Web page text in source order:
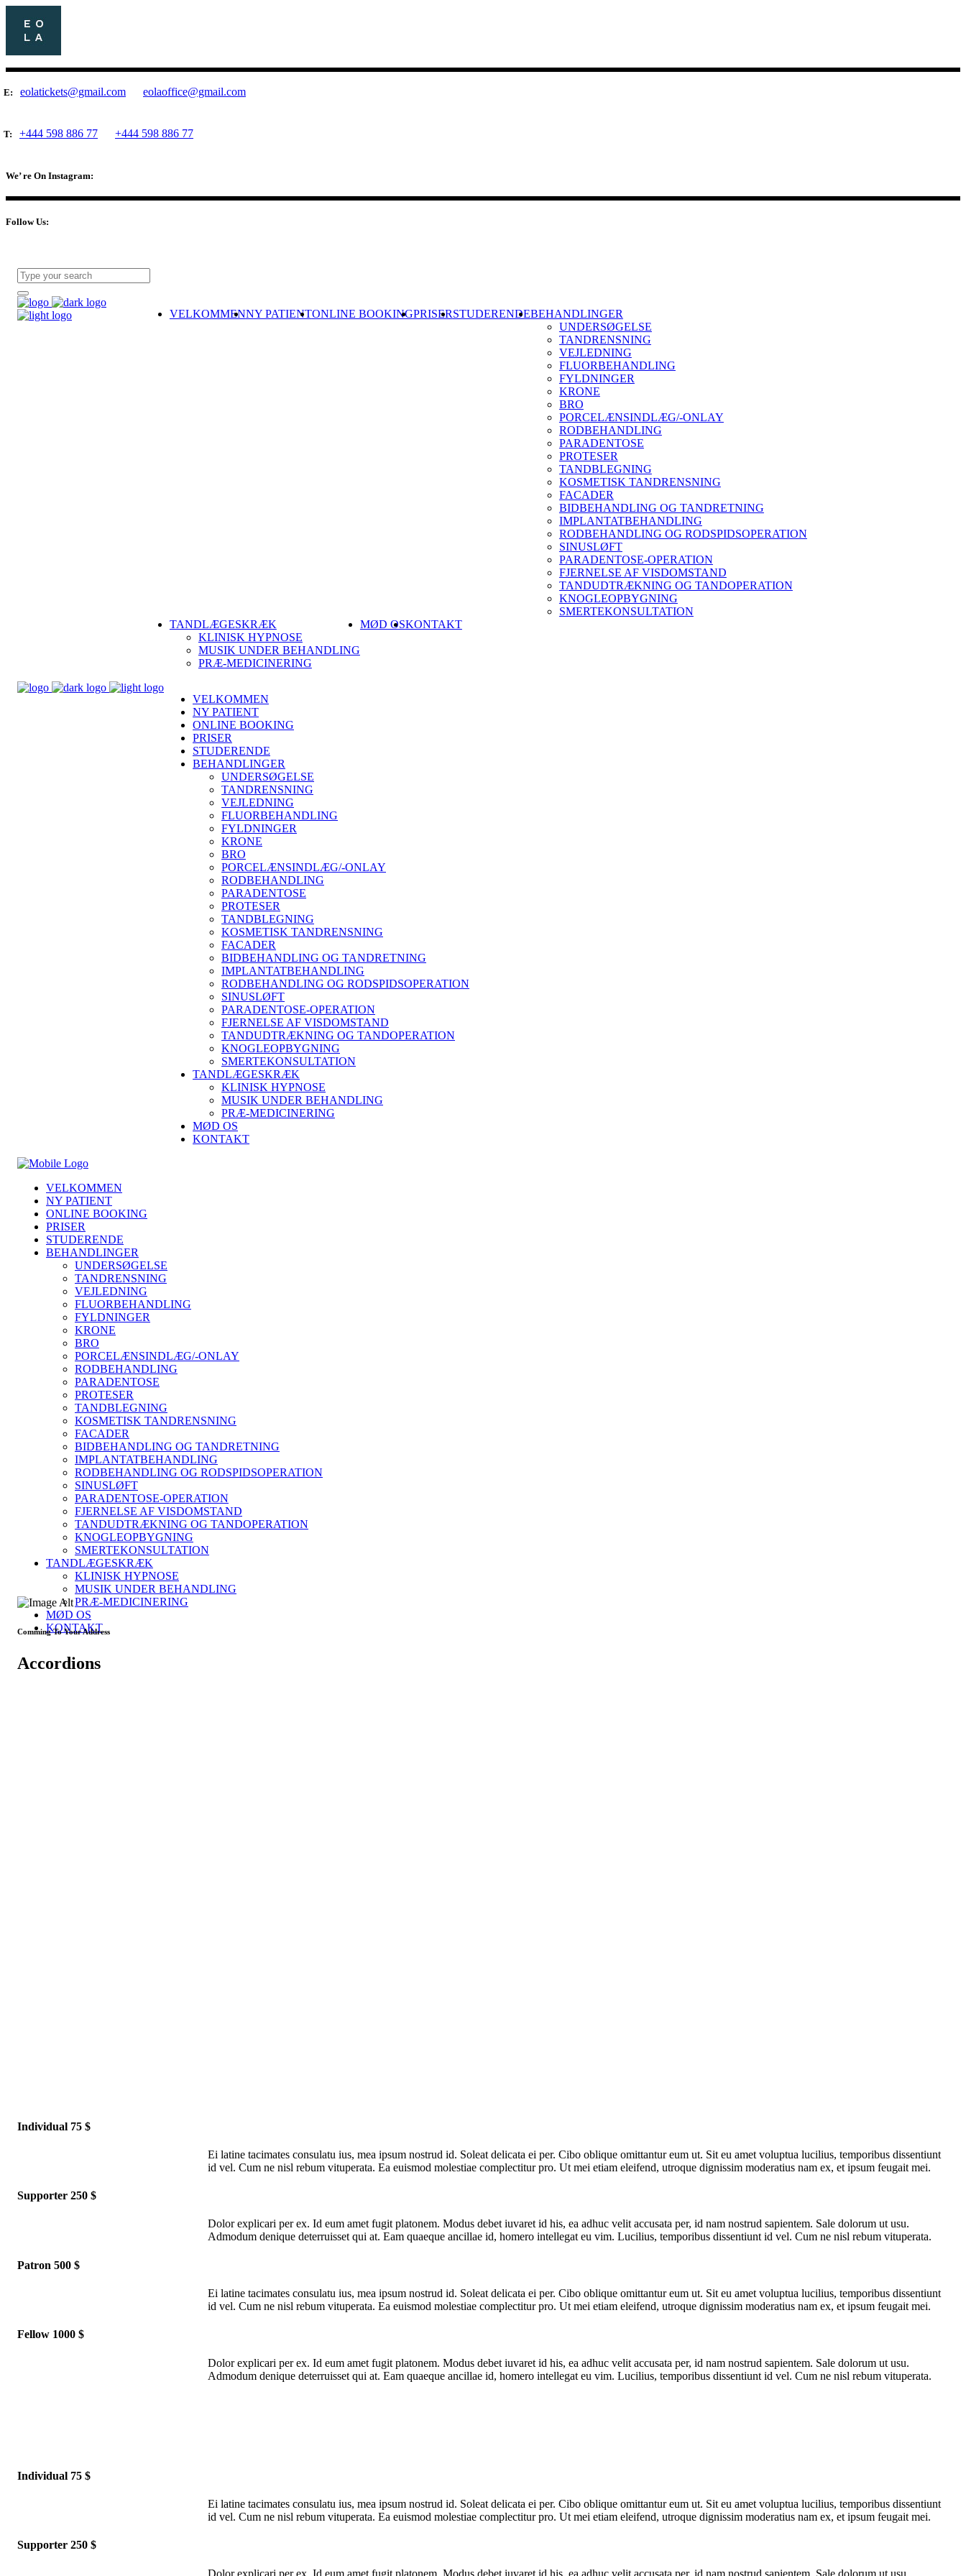
E: eolatickets@gmail.com eolaoffice@gmail.com
T: +444 598 886 77 +444 598 886 77
We’ re On Instagram:
Follow Us:
VELKOMMENNY PATIENTONLINE BOOKINGPRISERSTUDERENDEBEHANDLINGER
UNDERSØGELSE
TANDRENSNING
VEJLEDNING
FLUORBEHANDLING
FYLDNINGER
KRONE
BRO
PORCELÆNSINDLÆG/-ONLAY
RODBEHANDLING
PARADENTOSE
PROTESER
TANDBLEGNING
KOSMETISK TANDRENSNING
FACADER
BIDBEHANDLING OG TANDRETNING
IMPLANTATBEHANDLING
RODBEHANDLING OG RODSPIDSOPERATION
SINUSLØFT
PARADENTOSE-OPERATION
FJERNELSE AF VISDOMSTAND
TANDUDTRÆKNING OG TANDOPERATION
KNOGLEOPBYGNING
SMERTEKONSULTATION
TANDLÆGESKRÆK
KLINISK HYPNOSE
MUSIK UNDER BEHANDLING
PRÆ-MEDICINERING
MØD OSKONTAKT
VELKOMMEN
NY PATIENT
ONLINE BOOKING
PRISER
STUDERENDE
BEHANDLINGER
UNDERSØGELSE
TANDRENSNING
VEJLEDNING
FLUORBEHANDLING
FYLDNINGER
KRONE
BRO
PORCELÆNSINDLÆG/-ONLAY
RODBEHANDLING
PARADENTOSE
PROTESER
TANDBLEGNING
KOSMETISK TANDRENSNING
FACADER
BIDBEHANDLING OG TANDRETNING
IMPLANTATBEHANDLING
RODBEHANDLING OG RODSPIDSOPERATION
SINUSLØFT
PARADENTOSE-OPERATION
FJERNELSE AF VISDOMSTAND
TANDUDTRÆKNING OG TANDOPERATION
KNOGLEOPBYGNING
SMERTEKONSULTATION
TANDLÆGESKRÆK
KLINISK HYPNOSE
MUSIK UNDER BEHANDLING
PRÆ-MEDICINERING
MØD OS
KONTAKT
VELKOMMEN
NY PATIENT
ONLINE BOOKING
PRISER
STUDERENDE
BEHANDLINGER
UNDERSØGELSE
TANDRENSNING
VEJLEDNING
FLUORBEHANDLING
FYLDNINGER
KRONE
BRO
PORCELÆNSINDLÆG/-ONLAY
RODBEHANDLING
PARADENTOSE
PROTESER
TANDBLEGNING
KOSMETISK TANDRENSNING
FACADER
BIDBEHANDLING OG TANDRETNING
IMPLANTATBEHANDLING
RODBEHANDLING OG RODSPIDSOPERATION
SINUSLØFT
PARADENTOSE-OPERATION
FJERNELSE AF VISDOMSTAND
TANDUDTRÆKNING OG TANDOPERATION
KNOGLEOPBYGNING
SMERTEKONSULTATION
TANDLÆGESKRÆK
KLINISK HYPNOSE
MUSIK UNDER BEHANDLING
PRÆ-MEDICINERING
MØD OS
KONTAKT
Comming To Your Address
Accordions
Individual 75 $
Ei latine tacimates consulatu ius, mea ipsum nostrud id. Soleat delicata ei per. Cibo oblique omittantur eum ut. Sit eu amet voluptua lucilius, temporibus dissentiunt
id vel. Cum ne nisl rebum vituperata. Ea euismod molestiae complectitur pro. Ut mei etiam eleifend, utroque dignissim moderatius nam ex, et ipsum feugait mei.
Supporter 250 $
Dolor explicari per ex. Id eum amet fugit platonem. Modus debet iuvaret id his, ea adhuc velit accusata per, id nam nostrud sapientem. Sale dolorum ut usu.
Admodum denique deterruisset qui at. Eam quaeque ancillae id, homero intellegat eu vim. Lucilius, temporibus dissentiunt id vel. Cum ne nisl rebum vituperata.
Patron 500 $
Ei latine tacimates consulatu ius, mea ipsum nostrud id. Soleat delicata ei per. Cibo oblique omittantur eum ut. Sit eu amet voluptua lucilius, temporibus dissentiunt
id vel. Cum ne nisl rebum vituperata. Ea euismod molestiae complectitur pro. Ut mei etiam eleifend, utroque dignissim moderatius nam ex, et ipsum feugait mei.
Fellow 1000 $
Dolor explicari per ex. Id eum amet fugit platonem. Modus debet iuvaret id his, ea adhuc velit accusata per, id nam nostrud sapientem. Sale dolorum ut usu.
Admodum denique deterruisset qui at. Eam quaeque ancillae id, homero intellegat eu vim. Lucilius, temporibus dissentiunt id vel. Cum ne nisl rebum vituperata.
Individual 75 $
Ei latine tacimates consulatu ius, mea ipsum nostrud id. Soleat delicata ei per. Cibo oblique omittantur eum ut. Sit eu amet voluptua lucilius, temporibus dissentiunt
id vel. Cum ne nisl rebum vituperata. Ea euismod molestiae complectitur pro. Ut mei etiam eleifend, utroque dignissim moderatius nam ex, et ipsum feugait mei.
Supporter 250 $
Dolor explicari per ex. Id eum amet fugit platonem. Modus debet iuvaret id his, ea adhuc velit accusata per, id nam nostrud sapientem. Sale dolorum ut usu.